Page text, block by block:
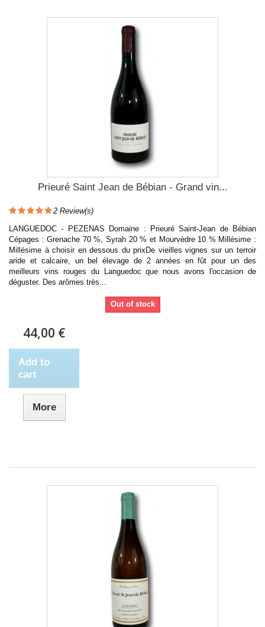
Prieuré Saint Jean de Bébian - Grand vin...
2 Review(s)
LANGUEDOC - PEZENAS Domaine : Prieuré Saint-Jean de Bébian
Cépages : Grenache 70 %, Syrah 20 % et Mourvèdre 10 % Millésime :
Millésime à choisir en dessous du prixDe vieilles vignes sur un terroir
aride et calcaire, un bel élevage de 2 années en fût pour un des
meilleurs vins rouges du Languedoc que nous avons l'occasion de
déguster. Des arômes très...
Out of stock
44,00 €
Add to
cart
More